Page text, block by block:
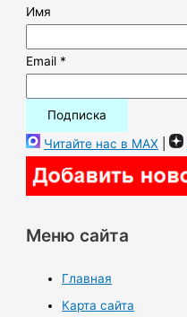
Имя
Email *
Читайте нас в MAX |
Меню сайта
Главная
Карта сайта